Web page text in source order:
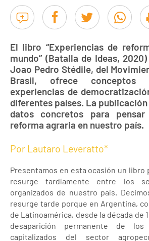
El libro “Experiencias de
mundo” (Batalla de Ideas,
Joao Pedro Stédile, del
Brasil, ofrece conceptos
experiencias de
diferentes países. La
datos concretos para
reforma agraria en nuestro país.
Por Lautaro Leveratto*
Presentamos en esta ocasión un libro
resurge tardíamente entre los
organizados de nuestro país.
resurge tarde porque en Argentina,
de Latinoamérica, desde la década de
desaparición permanente de
capitalizados del sector